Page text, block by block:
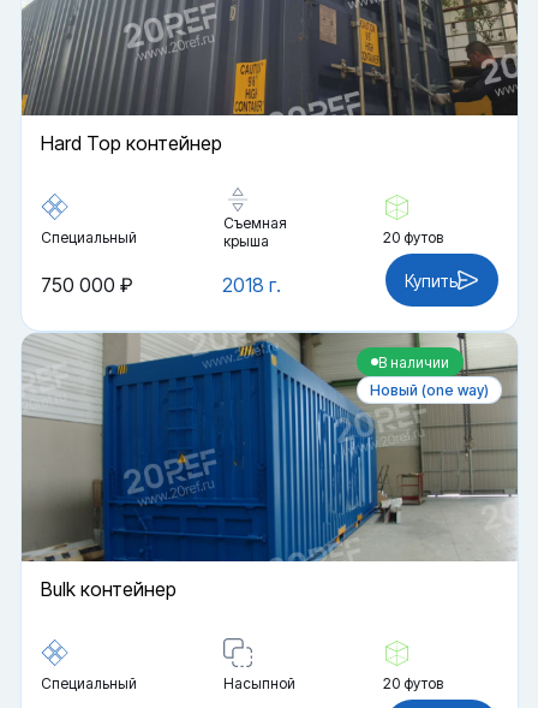
Hard Top контейнер
Специальный
Съемная
крыша
20 футов
2018 г.
750 000 ₽ Купить
В наличии
Новый (one way)
Bulk контейнер
Специальный Насыпной 20 футов